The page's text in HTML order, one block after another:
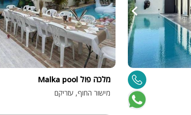
מסך lcd
מרפסת
מטבח
משפחות
גדולות
מלכה פול Malka pool
מישור החוף, עזריקם